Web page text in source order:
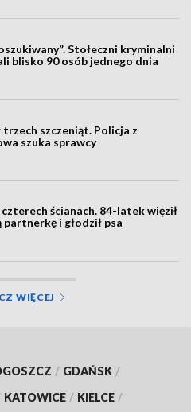
Stołeczni kryminalni
blisko 90 osób jednego dnia
trzech szczeniąt. Policja z
szuka sprawcy
czterech ścianach. 84-latek więził
i głodził psa
WIĘCEJ
/ GDAŃSK /
KATOWICE / KIELCE /